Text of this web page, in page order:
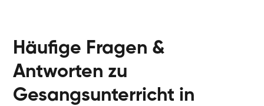
Häufige Fragen &
Antworten zu
Gesangsunterricht in